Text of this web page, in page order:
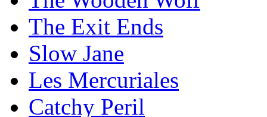
The Exit Ends
Slow Jane
Les Mercuriales
Catchy Peril